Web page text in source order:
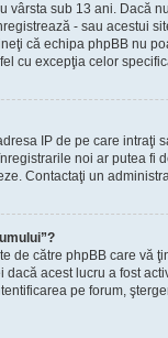
sub 13 ani. Dacă
- sau acestui
că echipa phpBB nu
cu excepţia celor
IP de pe care intraţi
noi ar putea fi
Contactaţi un
de către phpBB care vă
acest lucru a fost
pe forum,